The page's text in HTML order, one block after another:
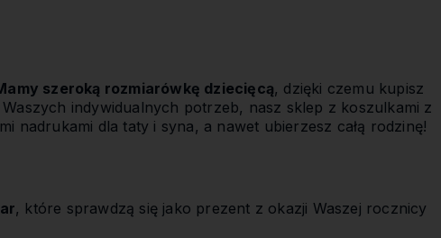
szeroką rozmiarówkę dziecięcą, dzięki czemu kupisz
indywidualnych potrzeb, nasz sklep z koszulkami z
nadrukami dla taty i syna, a nawet ubierzesz całą rodzinę!
, które sprawdzą się jako prezent z okazji Waszej rocznicy